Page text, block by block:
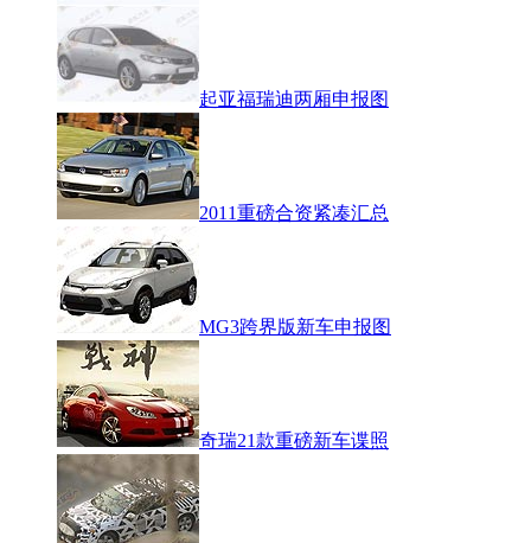
起亚福瑞迪两厢申报图
2011重磅合资紧凑汇总
MG3跨界版新车申报图
奇瑞21款重磅新车谍照